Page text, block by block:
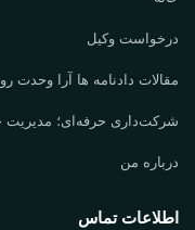
درخواست وکیل
مقالات دادنامه ها آرا وحدت
شرکت‌داری حرفه‌ای؛ مدیریت
درباره من
اطلاعات تماس